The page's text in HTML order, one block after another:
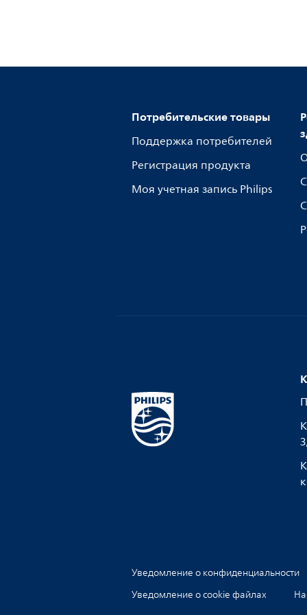
Потребительские товары
Поддержка потребителей
Регистрация продукта
Моя учетная запись Philips
Уведомление о конфиденциальности
Уведомление о cookie файлах